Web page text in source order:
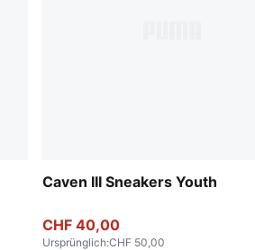
Caven III Sneakers Youth
CHF 40,00
Ursprünglich:CHF 50,00